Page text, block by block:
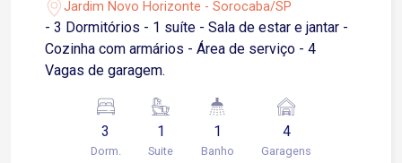
regiões da cidade Condomínio fechado com
portaria e controle de acesso Excelente
oportunidade para quem busca conforto,
venda em condomínio fechado!
Jardim Novo Horizonte - Sorocaba/SP
- 3 Dormitórios - 1 suíte - Sala de estar e jantar -
Cozinha com armários - Área de serviço - 4
Vagas de garagem.
3
Dorm.
1
Suite
1
Banho
4
Garagens